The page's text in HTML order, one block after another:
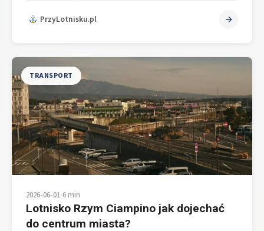
PrzyLotnisku.pl
TRANSPORT
2026-06-01•6 min
Lotnisko Rzym Ciampino jak dojechać
do centrum miasta?